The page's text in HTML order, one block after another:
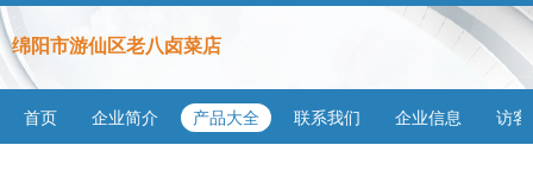
绵阳市游仙区老八卤菜店
首页 企业简介 产品大全 联系我们 企业信息 访客